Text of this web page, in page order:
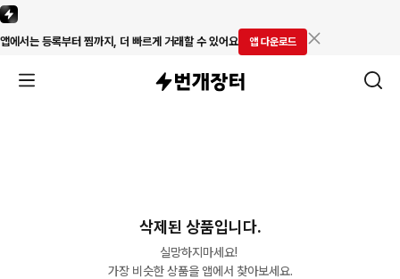
앱에서는 등록부터 찜까지, 더 빠르게 거래할 수 있어요 앱 다운로드
삭제된 상품입니다.
실망하지마세요!
가장 비슷한 상품을 앱에서 찾아보세요.